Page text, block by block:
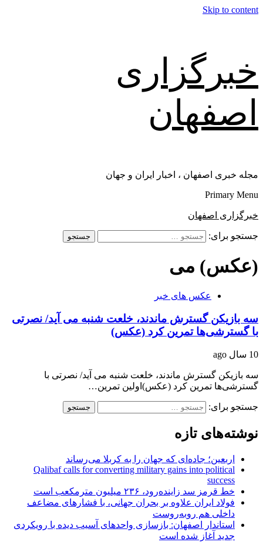
Skip to content
خبرگزاری
اصفهان
مجله خبری اصفهان ، اخبار ایران و جهان
Primary Menu
خبرگزاری اصفهان
جستجو برای:
(عکس) می
عکس های خبر
سه بازیکن گسترش ماندند، خلعت شنبه می آید/ نصرتی
با گسترشی‌ها تمرین کرد (عکس)
10 سال ago
سه بازیکن گسترش ماندند، خلعت شنبه می آید/ نصرتی با
گسترشی‌ها تمرین کرد (عکس)اولین تمرین…
جستجو برای:
نوشته‌های تازه
اربعین؛ جاده‌ای که جهان را به کربلا می‌رساند
Qalibaf calls for converting military gains into political
success
خط قرمز سد زاینده‌رود، ۲۳۶ میلیون مترمکعب است
فولاد ایران علاوه بر بحران جهانی، با فشارهای مضاعف
داخلی هم روبه‌روست
استاندار اصفهان: بازسازی واحدهای آسیب دیده با رویکردی
جدید آغاز شده است